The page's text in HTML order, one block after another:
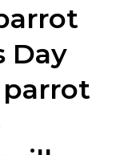
Day
parrot